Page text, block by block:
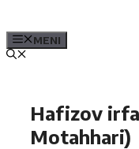
MENI
Hafizov
Motahhari)